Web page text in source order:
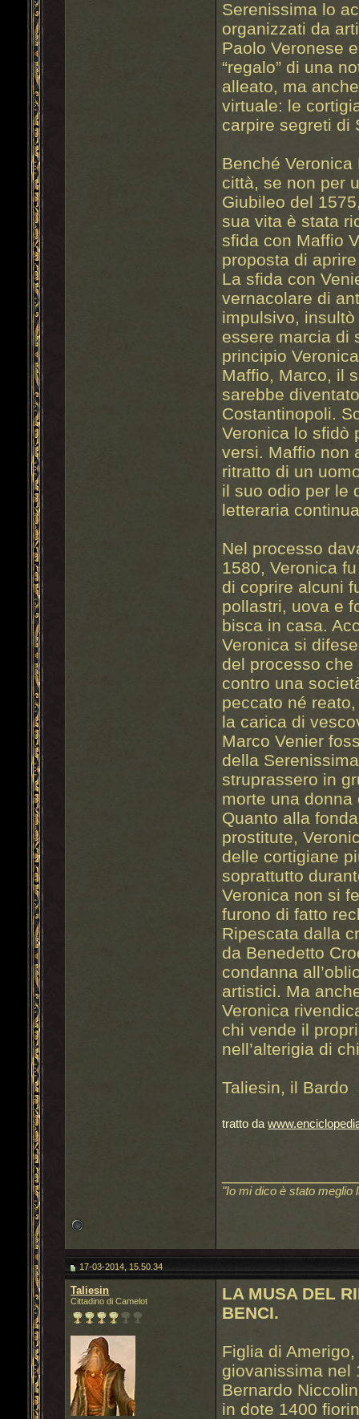
Serenissima lo
organizzati da
Paolo Veronese
“regalo” di una
alleato, ma
virtuale: le
carpire segreti di
Benché
città, se non per
Giubileo del
sua vita è stata
sfida con Maffio
proposta di
La sfida con
vernacolare di
impulsivo,
essere marcia di
principio
Maffio, Marco, il
sarebbe
Costantinopoli.
Veronica lo sfidò
versi. Maffio non
ritratto di un
il suo odio per le
letteraria
Nel processo
1580, Veronica
di coprire alcuni
pollastri, uova e
bisca in casa.
Veronica si
del processo che
contro una
peccato né
la carica di
Marco Venier
della
struprassero in
morte una
Quanto alla
prostitute,
delle cortigiane
soprattutto
Veronica non si
furono di fatto
Ripescata dalla
da Benedetto
condanna
artistici. Ma
Veronica
chi vende il
nell’alterigia di
Taliesin, il Bardo
tratto da
"Io mi dico è stato
17-03-2014, 15.50.34
Taliesin
Cittadino di Camelot
LA MUSA DEL
BENCI.
Figlia di
giovanissima nel
Bernardo
in dote 1400